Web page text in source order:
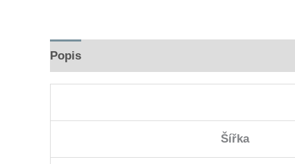
Popis
Šířka